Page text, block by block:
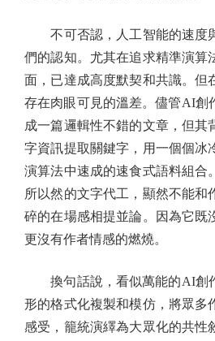
不可否認，人工智能的速度
們的認知。尤其在追求精準演算
面，已達成高度默契和共識。但
存在肉眼可見的溫差。儘管AI創
成一篇邏輯性不錯的文章，但其
字資訊提取關鍵字，用一個個冰
演算法中速成的速食式語料組合
所以然的文字代工，顯然不能和
碎的在場感相提並論。因為它既
更沒有作者情感的燃燒。
換句話說，看似萬能的AI創
形的格式化複製和模仿，將眾多
感受，籠統演繹為大眾化的共性